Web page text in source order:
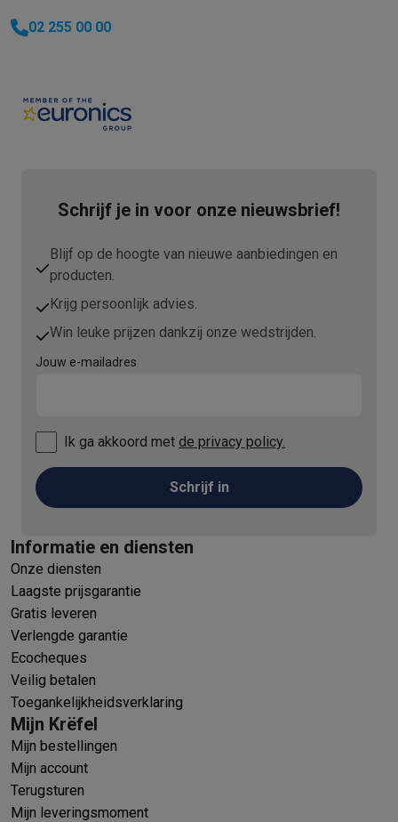
02 255 00 00
Schrijf je in voor onze nieuwsbrief!
Blijf op de hoogte van nieuwe aanbiedingen en
producten.
Krijg persoonlijk advies.
Win leuke prijzen dankzij onze wedstrijden.
Jouw e-mailadres
Ik ga akkoord met de privacy policy.
Schrijf in
Informatie en diensten
Onze diensten
Laagste prijsgarantie
Gratis leveren
Verlengde garantie
Ecocheques
Veilig betalen
Toegankelijkheidsverklaring
Mijn Krëfel
Mijn bestellingen
Mijn account
Terugsturen
Mijn leveringsmoment